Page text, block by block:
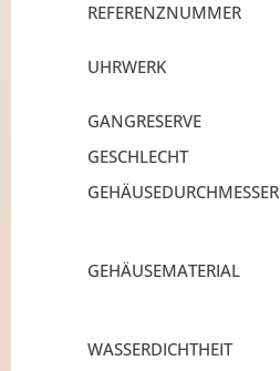
REFERENZNUMMER
UHRWERK
GANGRESERVE
GESCHLECHT
GEHÄUSEDURCHMESSER
GEHÄUSEMATERIAL
WASSERDICHTHEIT